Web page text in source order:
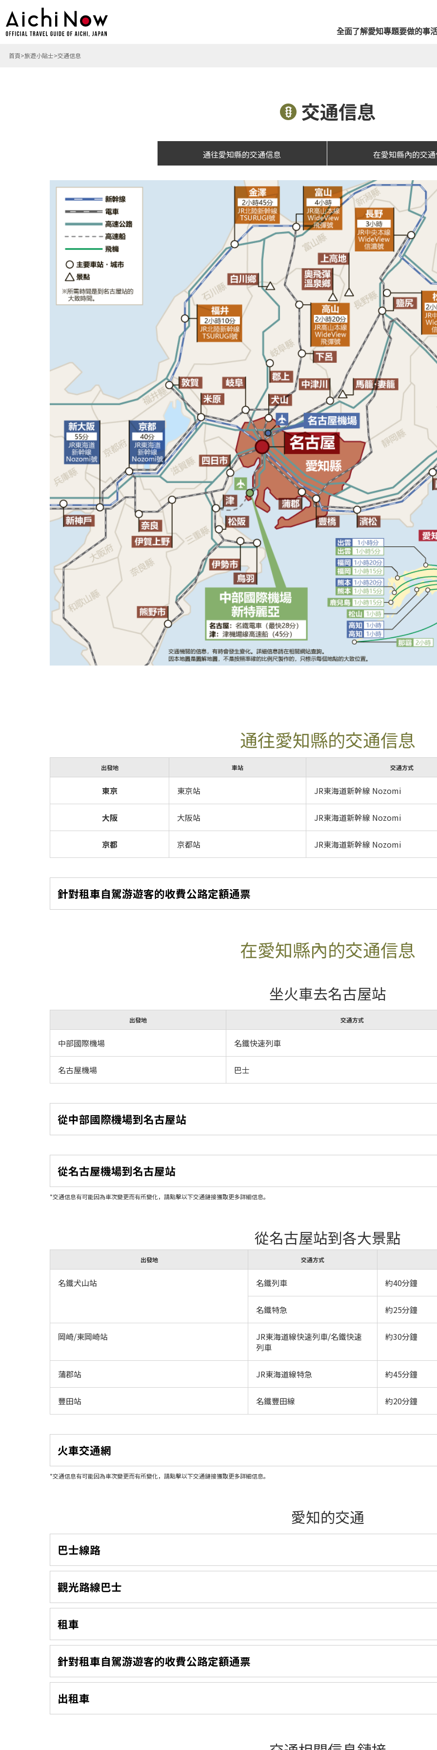
全面了解愛知專題要做的事
首頁 旅遊小貼士 交通信息
交通信息
通往愛知縣的交通信息 在愛知縣內的交
通往愛知縣的交通信息
出發地 車站 交通方式
東京 東京站 JR東海道新幹線 Nozomi
大阪 大阪站 JR東海道新幹線 Nozomi
京都 京都站 JR東海道新幹線 Nozomi
針對租車自駕游遊客的收費公路定額通票
在愛知縣內的交通信息
坐火車去名古屋站
出發地 交通方式
中部國際機場 名鐵快速列車
名古屋機場 巴士
從中部國際機場到名古屋站
從名古屋機場到名古屋站
*交通信息有可能因為車次變更而有所變化，請點擊以下交通鏈接獲取更多詳細信息。
從名古屋站到各大景點
出發地 交通方式
名鐵犬山站 名鐵列車 約40分鐘
名鐵特急 約25分鐘
岡崎/東岡崎站
JR東海道線快速列車/名鐵快速
列車
約30分鐘
蒲郡站 JR東海道線特急 約45分鐘
豐田站 名鐵豐田線 約20分鐘
火車交通網
*交通信息有可能因為車次變更而有所變化，請點擊以下交通鏈接獲取更多詳細信息。
愛知的交通
巴士線路
觀光路線巴士
租車
針對租車自駕游遊客的收費公路定額通票
出租車